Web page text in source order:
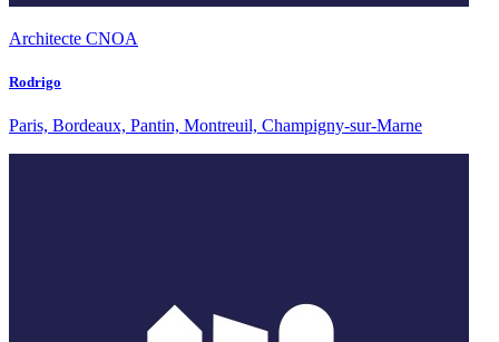
Architecte CNOA
Rodrigo
Paris, Bordeaux, Pantin, Montreuil, Champigny-sur-Marne